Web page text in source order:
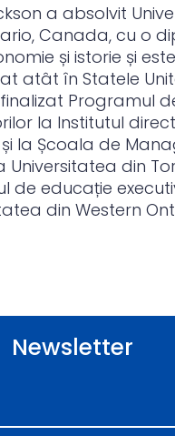
a absolvit
Canada, cu o
și istorie și
atât în ​​Statele
Programul
la Institutul
la Școala de
Universitatea din
de educație
din Western
Newsletter